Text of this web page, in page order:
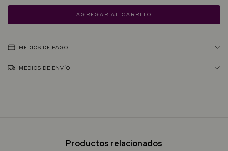
MEDIOS DE PAGO
MEDIOS DE ENVÍO
Productos relacionados